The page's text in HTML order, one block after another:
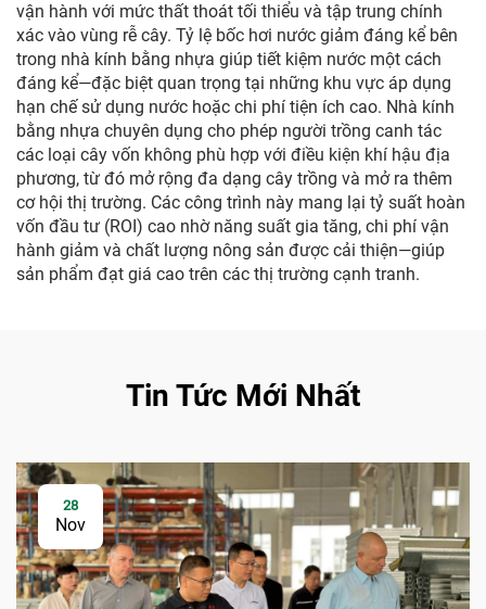
vận hành với mức thất thoát tối thiểu và tập trung chính
xác vào vùng rễ cây. Tỷ lệ bốc hơi nước giảm đáng kể bên
trong nhà kính bằng nhựa giúp tiết kiệm nước một cách
đáng kể—đặc biệt quan trọng tại những khu vực áp dụng
hạn chế sử dụng nước hoặc chi phí tiện ích cao. Nhà kính
bằng nhựa chuyên dụng cho phép người trồng canh tác
các loại cây vốn không phù hợp với điều kiện khí hậu địa
phương, từ đó mở rộng đa dạng cây trồng và mở ra thêm
cơ hội thị trường. Các công trình này mang lại tỷ suất hoàn
vốn đầu tư (ROI) cao nhờ năng suất gia tăng, chi phí vận
hành giảm và chất lượng nông sản được cải thiện—giúp
sản phẩm đạt giá cao trên các thị trường cạnh tranh.
Tin Tức Mới Nhất
28
Nov